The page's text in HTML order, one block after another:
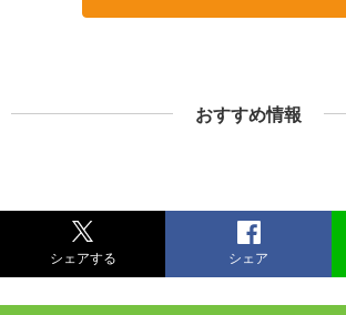
おすすめ情報
シェアする シェア